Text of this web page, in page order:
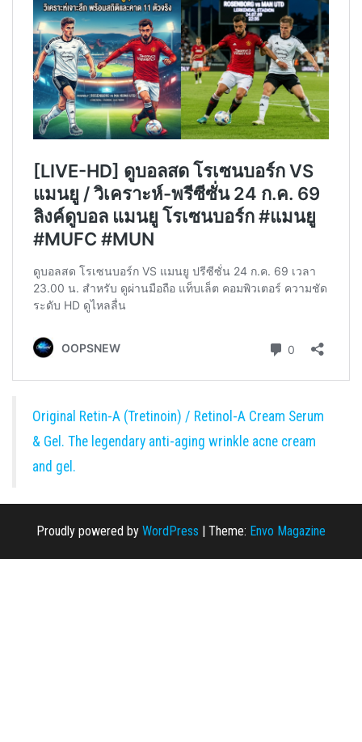
Original Retin-A (Tretinoin) / Retinol-A Cream Serum
& Gel. The legendary anti-aging wrinkle acne cream
and gel.
Proudly powered by WordPress Theme: Envo Magazine